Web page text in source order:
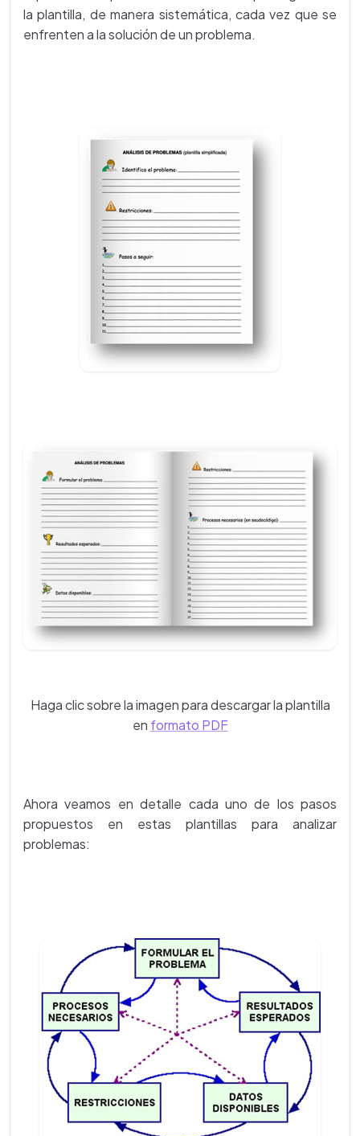
la plantilla, de manera sistemática, cada vez que se
enfrenten a la solución de un problema.
Haga clic sobre la imagen para descargar la plantilla
en formato PDF
Ahora veamos en detalle cada uno de los pasos
propuestos en estas plantillas para analizar
problemas: